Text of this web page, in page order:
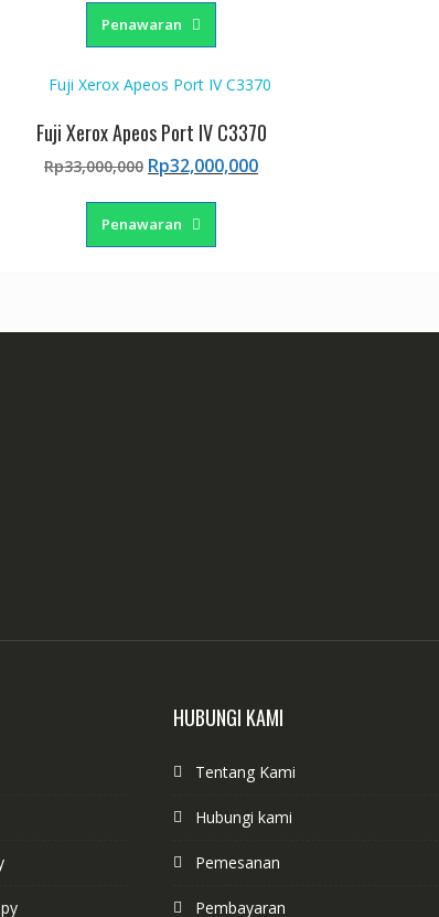
adalah:
Rp76,000,000.
Penawaran
Fuji Xerox Apeos Port IV C3370
Rp33,000,000 Harga
adalah:
Rp33,000,000.
Rp32,000,000Harga
Penawaran
HUBUNGI KAMI
Tentang Kami
Hubungi kami
Pemesanan
Pembayaran